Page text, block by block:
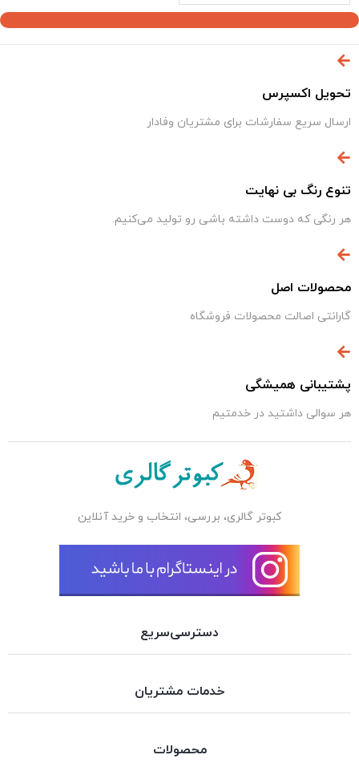
تحویل اکسپرس
ارسال سریع سفارشات برای مشتریان وفادار
تنوع رنگ بی نهایت
هر رنگی که دوست داشته باشی رو تولید می‌کنیم.
محصولات اصل
گارانتی اصالت محصولات فروشگاه
پشتیبانی همیشگی
هر سوالی داشتید در خدمتیم
کبوتر گالری، بررسی، انتخاب و خرید آنلاین
دسترسی‌سریع
خدمات مشتریان
محصولات